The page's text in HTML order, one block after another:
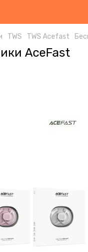
TWS TWS Acefast
AceFast